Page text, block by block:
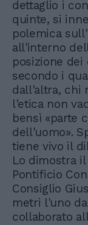
dettaglio i
quinte, si
polemica
all'interno
posizione
secondo i
dall'altra, chi
l'etica non
bensì «parte
dell'uomo».
tiene vivo il
Lo dimostra
Pontificio
Consiglio
metri l'uno
collaborato